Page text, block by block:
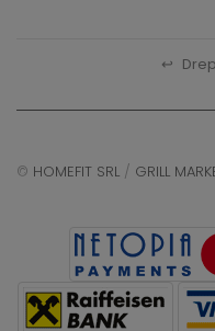
↩
© HOMEFIT SRL / GRILL